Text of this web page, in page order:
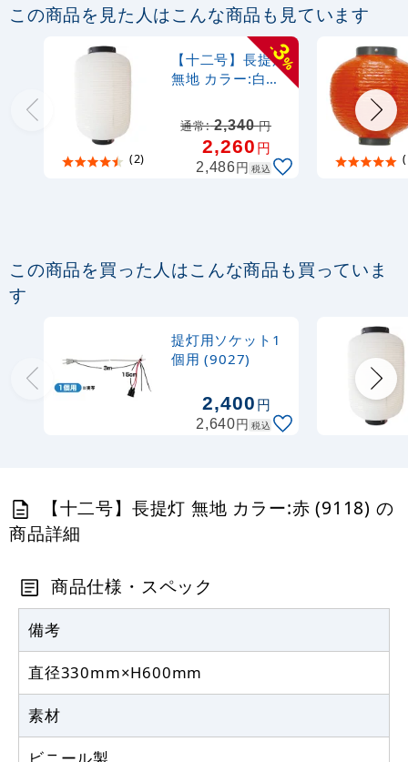
5,600円 税抜
6,160円 税込 カゴへ
提灯用ソケット4個用 (9030)
8,330円 税抜
9,163円 税込
この商品を見た人はこんな商品も見ています
(2)
-
3
%
【十二号】長提灯
無地 カラー:白
通常:2,340円
2,260円
2,486円 税込
この商品を買った人はこんな商品も買っていま
す
提灯用ソケット1
個用 (9027)
2,400円
2,640円 税込
【十二号】長提灯 無地 カラー:赤 (9118) の
商品詳細
商品仕様・スペック
備考
直径330mm×H600mm
素材